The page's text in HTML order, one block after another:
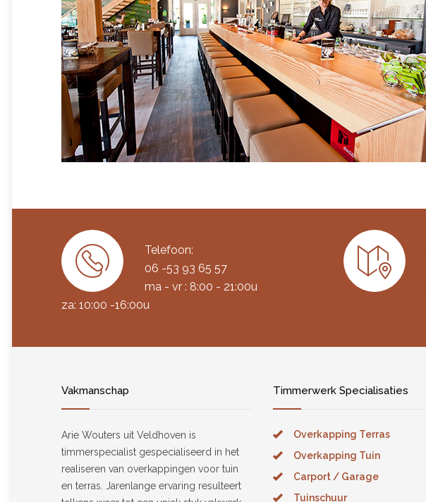
Telefoon:
06 -53 93 65 57
ma - vr : 8:00 - 21:00u
za: 10:00 -16:00u
Vakmanschap
Arie Wouters uit Veldhoven is
timmerspecialist gespecialiseerd in het
realiseren van overkappingen voor tuin
en terras. Jarenlange ervaring resulteert
Timmerwerk Specialisaties
Overkapping Terras
Overkapping Tuin
Carport / Garage
Tuinschuur